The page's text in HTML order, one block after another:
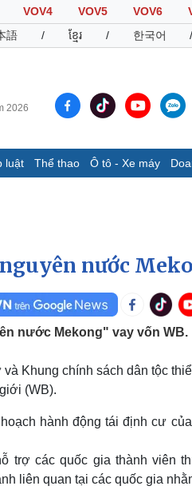
VOV4 VOV5 VOV6
語 / ខ្មែរ / 한국어 /
2026
luật Thể thao Ô tô - Xe máy
Infographic
Ô tô - Xe máy
Xe máy
Nghệ sĩ
Thời trang
nước
nước Mekong" vay vốn WB.
Khung chính sách dân tộc
(WB).
hành động tái định cư
trợ các quốc gia thành viên
liên quan tại các quốc gia